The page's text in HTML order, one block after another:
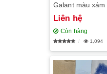
Galant màu
Liên hệ
Còn hàng
1,094